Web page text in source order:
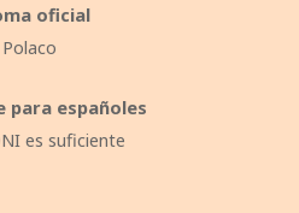
oficial
Polaco
para españoles
es suficiente